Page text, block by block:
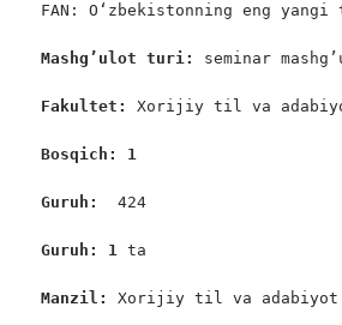
FAN: Oʻzbekistonning eng
Mashg’ulot turi: seminar
Fakultet: Xorijiy til va
Bosqich: 1
Guruh: 424
Guruh: 1 ta
Manzil: Xorijiy til va